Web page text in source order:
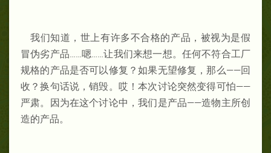
我们知道，世上有许多不合格的产品，被视为是假
冒伪劣产品……嗯……让我们来想一想。任何不符合工厂
规格的产品是否可以修复？如果无望修复，那么——回
收？换句话说，销毁。哎！本次讨论突然变得可怕——
严肃。因为在这个讨论中，我们是产品——造物主所创
造的产品。